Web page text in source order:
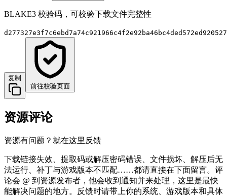
BLAKE3 校验码，可校验下载文件完整性
复制
前往校验页面
资源评论
资源有问题？就在这里反馈
下载链接失效、提取码或解压密码错误、文件损坏、解压后无
法运行、补丁与游戏版本不匹配……都请直接在下面留言。评
论会 @ 到资源发布者，他会收到通知并来处理，这里是最快
能解决问题的地方。反馈时请带上你的系统、游戏版本和具体